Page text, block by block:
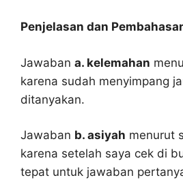
Penjelasan dan
Jawaban a. kelemahan
karena sudah menyimpang
ditanyakan.
Jawaban b. asiyah menurut
karena setelah saya cek di
tepat untuk jawaban